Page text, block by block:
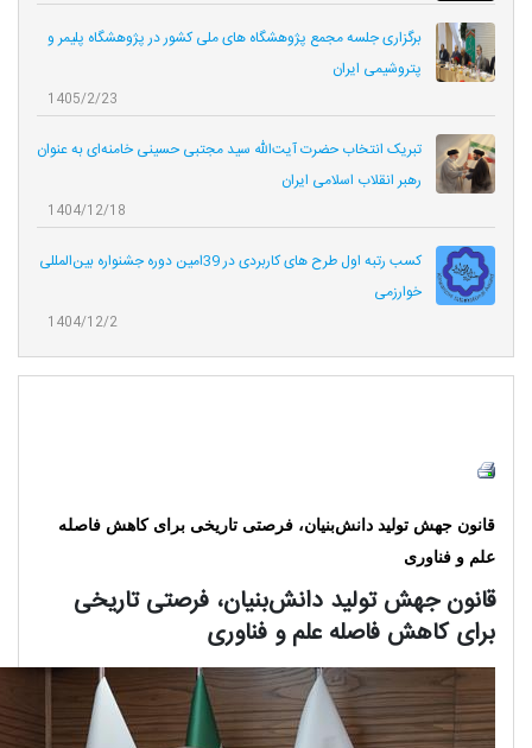
برگزاری جلسه مجمع پژوهشگاه های ملی کشور در پژوهشگاه پلیمر و
پتروشیمی ایران
1405/2/23
تبریک انتخاب حضرت آیت‌الله سید مجتبی حسینی خامنه‌ای به عنوان
رهبر انقلاب اسلامی ایران
1404/12/18
کسب رتبه اول طرح های کاربردی در 39امین دوره جشنواره بین‌المللی
خوارزمی
1404/12/2
قانون جهش تولید دانش‌بنیان، فرصتی تاریخی برای کاهش فاصله
علم و فناوری
قانون جهش تولید دانش‌بنیان، فرصتی تاریخی
برای کاهش فاصله علم و فناوری